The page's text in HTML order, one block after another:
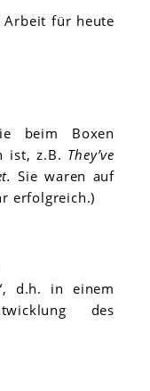
Arbeit für heute
beim Boxen
ist, z.B. They’ve
Sie waren auf
erfolgreich.)
d.h. in einem
des